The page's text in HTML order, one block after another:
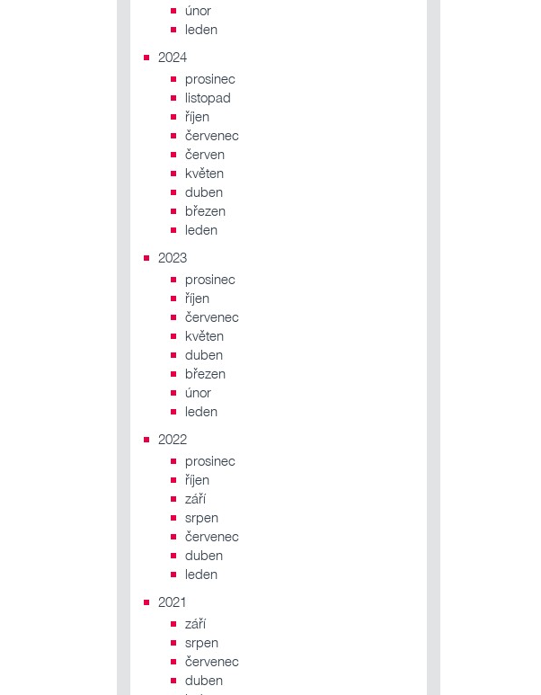
únor
leden
2024
prosinec
listopad
říjen
červenec
červen
květen
duben
březen
leden
2023
prosinec
říjen
červenec
květen
duben
březen
únor
leden
2022
prosinec
říjen
září
srpen
červenec
duben
leden
2021
září
srpen
červenec
duben